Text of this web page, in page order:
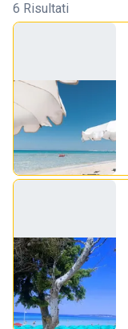
6 Risultati